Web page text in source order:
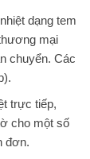
dạng tem
mại
chuyển. Các
trực tiếp,
cho một số
đơn.